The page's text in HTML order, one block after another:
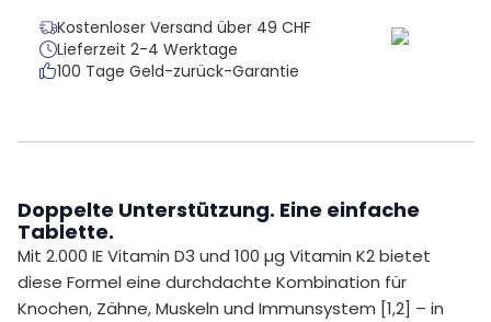
Kostenloser Versand über 49 CHF
Lieferzeit 2-4 Werktage
100 Tage Geld-zurück-Garantie
Doppelte Unterstützung. Eine einfache
Tablette.
Mit 2.000 IE Vitamin D3 und 100 µg Vitamin K2 bietet
diese Formel eine durchdachte Kombination für
Knochen, Zähne, Muskeln und Immunsystem [1,2] – in